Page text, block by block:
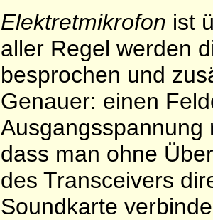
Elektretmikrofon ist
aller Regel werden
besprochen und
Genauer: einen
dass man ohne
des Transceivers
Soundkarte